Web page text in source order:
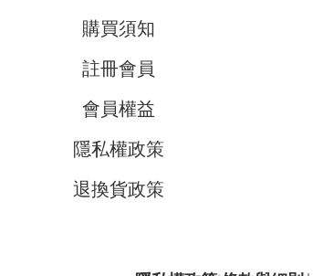
購買須知
註冊會員
會員權益
隱私權政策
退換貨政策